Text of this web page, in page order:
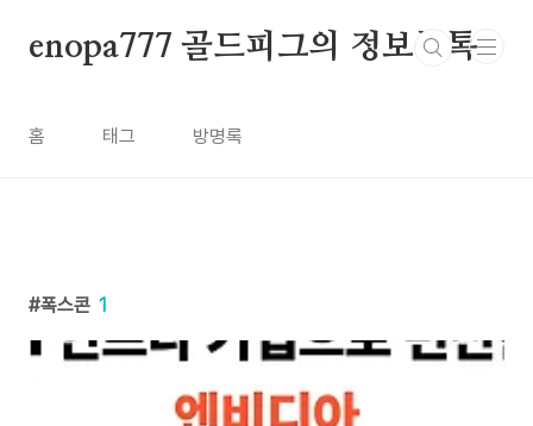
enopa777 골드피그의 정보톡톡
홈 태그 방명록
폭스콘 1